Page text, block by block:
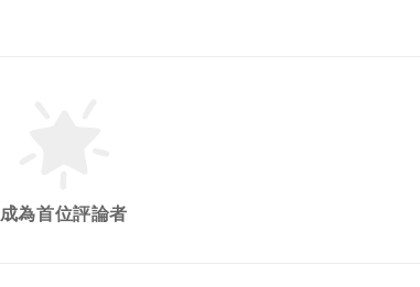
成為首位評論者